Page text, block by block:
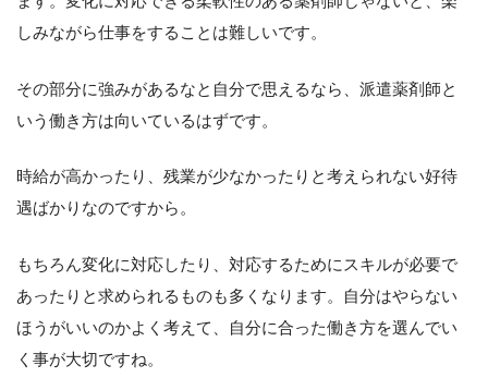
しみながら仕事をすることは難しいです。
その部分に強みがあるなと自分で思えるなら、派遣薬剤師と
いう働き方は向いているはずです。
時給が高かったり、残業が少なかったりと考えられない好待
遇ばかりなのですから。
もちろん変化に対応したり、対応するためにスキルが必要で
あったりと求められるものも多くなります。自分はやらない
ほうがいいのかよく考えて、自分に合った働き方を選んでい
く事が大切ですね。